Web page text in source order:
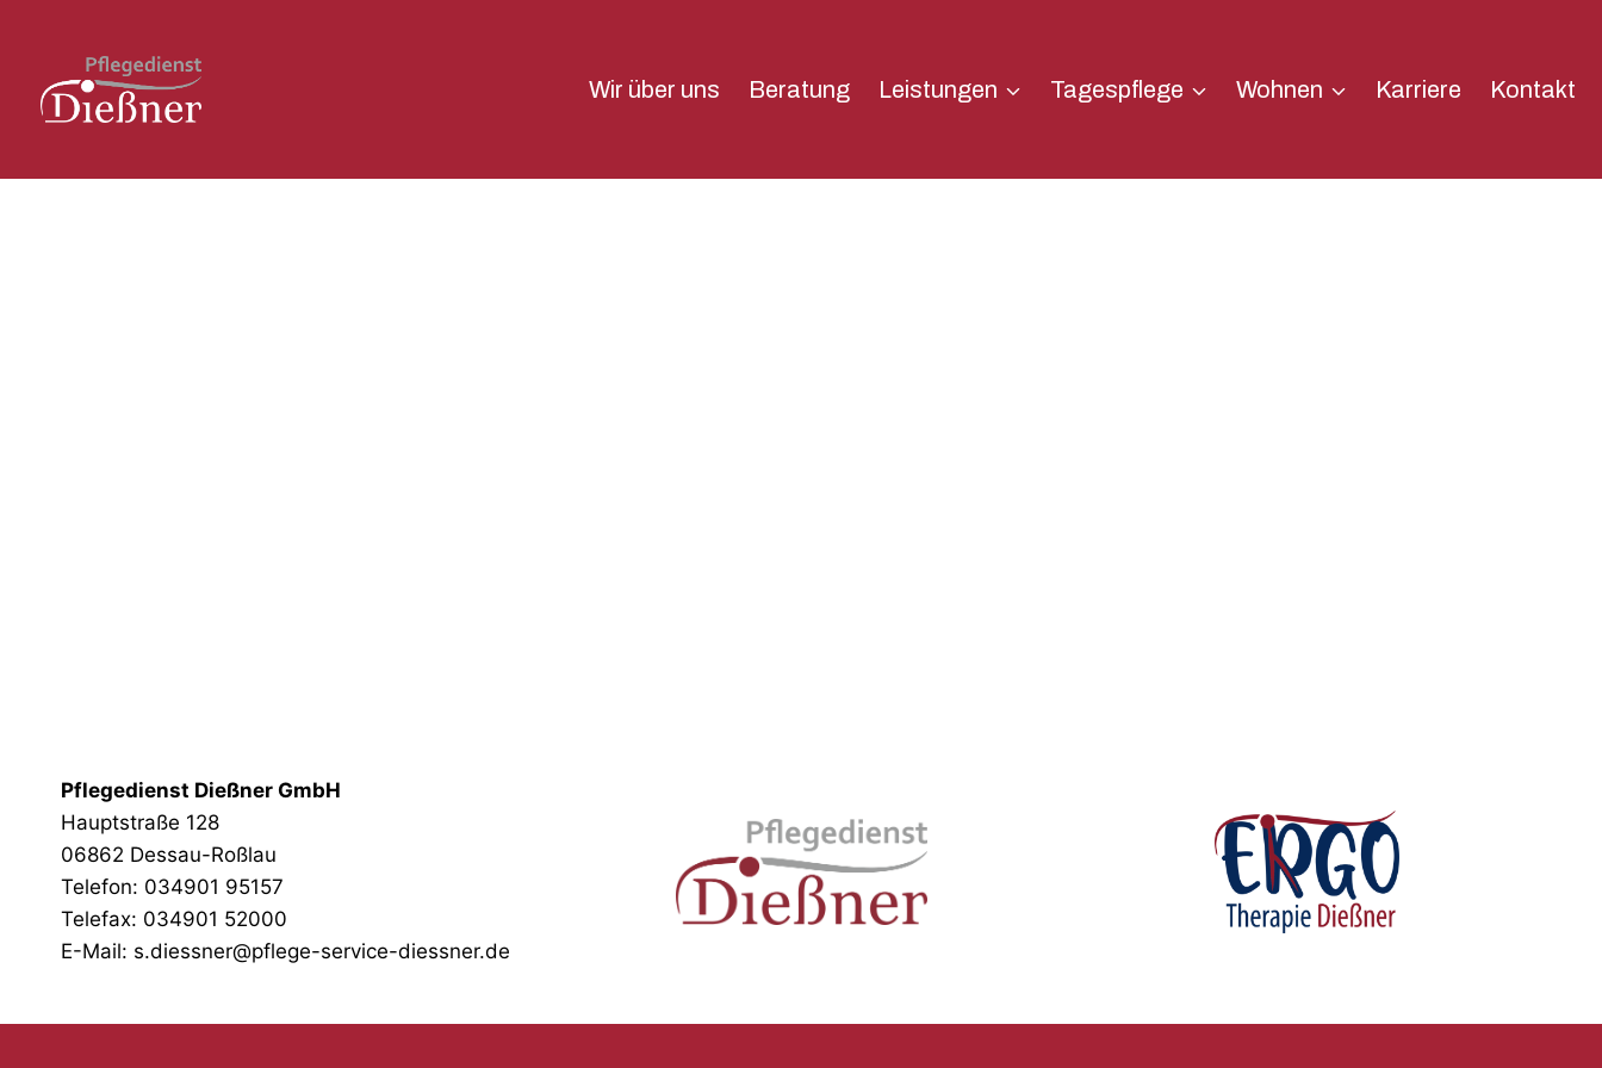
Wir über uns Beratung Leistungen Tagespflege Wohnen Karriere Kontakt
Pflegedienst Dießner GmbH
Hauptstraße 128
06862 Dessau-Roßlau
Telefon: 034901 95157
Telefax: 034901 52000
E-Mail: s.diessner@pflege-service-diessner.de